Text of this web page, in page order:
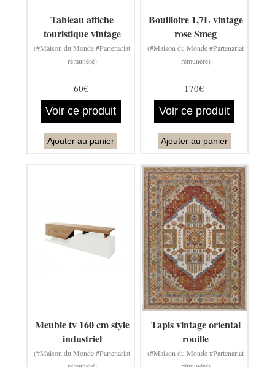
Tableau affiche
touristique vintage
(#Maison du Monde #Partenariat
rémunéré)
60€
Voir ce produit
Ajouter au panier
Bouilloire 1,7L vintage
rose Smeg
(#Maison du Monde #Partenariat
rémunéré)
170€
Voir ce produit
Ajouter au panier
Meuble tv 160 cm style
industriel
(#Maison du Monde #Partenariat
Tapis vintage oriental
rouille
(#Maison du Monde #Partenariat